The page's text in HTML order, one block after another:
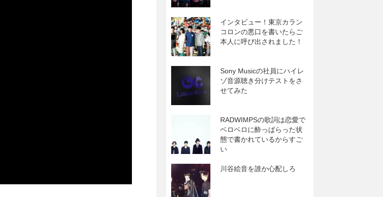
インタビュー！東京カラン
コロンの悪口を書いたらご
本人に呼び出されました！
Sony Musicの社員にハイレ
ゾ音源聴き分けテストをさ
せてみた
RADWIMPSの歌詞は恋愛で
ベロベロに酔っぱらった状
態で書かれているからすご
い
川谷絵音を誰か心配しろ